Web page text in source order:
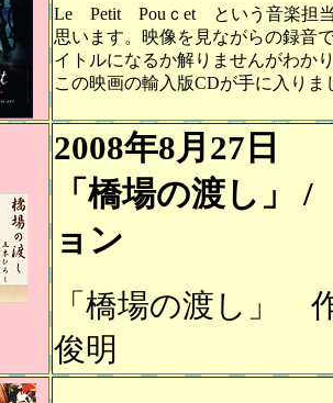
Le Petit Pouｃet という音楽担当
思います。映像を見ながらの録音
イトルになるか解りませんがわか
この映画の輸入版CDが手に入り
2008年8月27日
「橋場の渡し」
ョン
「橋場の渡し」
俊明